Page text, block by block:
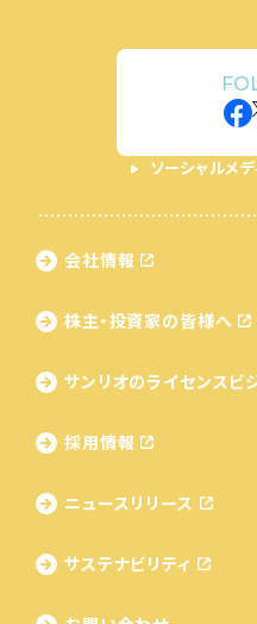
ソーシャルメデ
会社情報
株主・投資家の皆様へ
サンリオのライセンスビ
採用情報
ニュースリリース
サステナビリティ